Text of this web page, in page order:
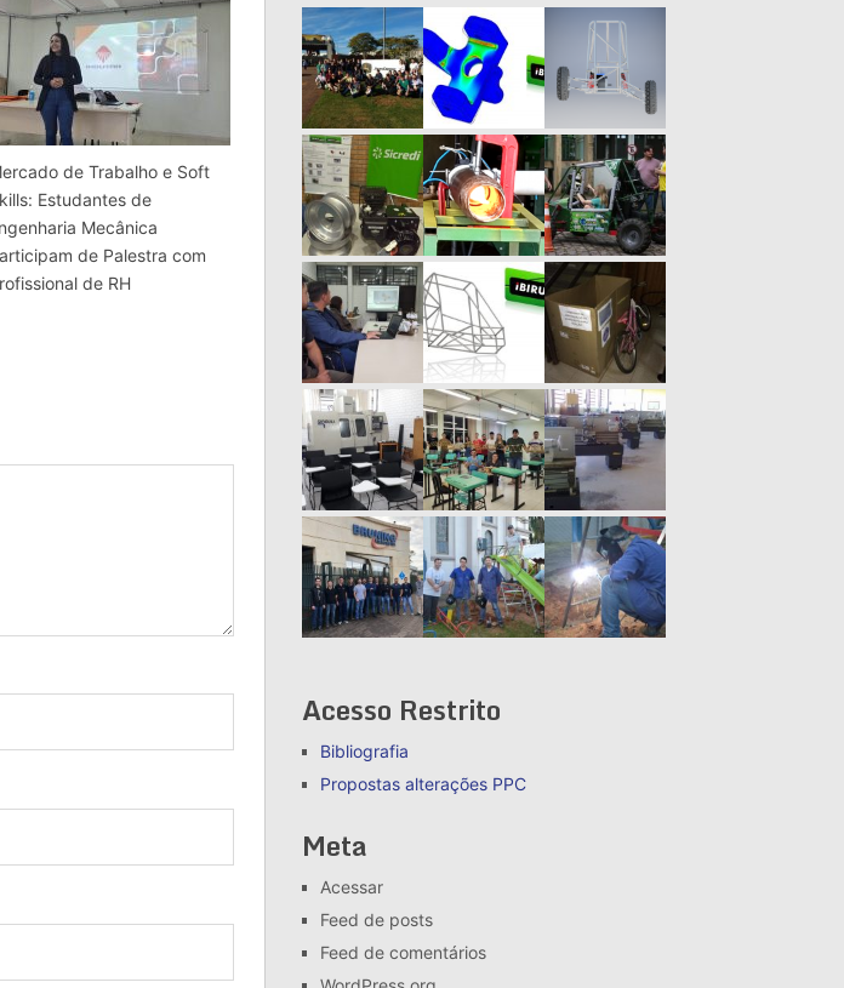
de Trabalho e Soft
Estudantes de
Mecânica
de Palestra com
de RH
Acesso Restrito
Bibliografia
Propostas alterações PPC
Meta
Acessar
Feed de posts
Feed de comentários